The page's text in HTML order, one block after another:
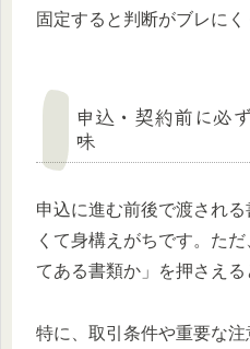
固定すると判断がブレにく
申込・契約前に必
味
申込に進む前後で渡され
くて身構えがちです。た
てある書類か」を押さえる
特に、取引条件や重要な